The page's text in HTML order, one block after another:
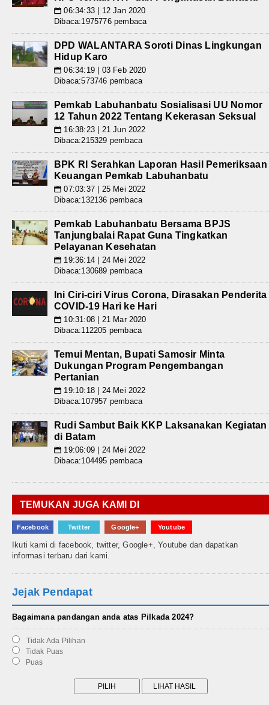
📅 06:34:33 | 12 Jan 2020
Dibaca:1975776 pembaca
DPD WALANTARA Soroti Dinas Lingkungan
Hidup Karo
📅 06:34:19 | 03 Feb 2020
Dibaca:573746 pembaca
Pemkab Labuhanbatu Sosialisasi UU Nomor
12 Tahun 2022 Tentang Kekerasan Seksual
📅 16:38:23 | 21 Jun 2022
Dibaca:215329 pembaca
BPK RI Serahkan Laporan Hasil Pemeriksaan
Keuangan Pemkab Labuhanbatu
📅 07:03:37 | 25 Mei 2022
Dibaca:132136 pembaca
Pemkab Labuhanbatu Bersama BPJS
Tanjungbalai Rapat Guna Tingkatkan
Pelayanan Kesehatan
📅 19:36:14 | 24 Mei 2022
Dibaca:130689 pembaca
Ini Ciri-ciri Virus Corona, Dirasakan Penderita
COVID-19 Hari ke Hari
📅 10:31:08 | 21 Mar 2020
Dibaca:112205 pembaca
Temui Mentan, Bupati Samosir Minta
Dukungan Program Pengembangan
Pertanian
📅 19:10:18 | 24 Mei 2022
Dibaca:107957 pembaca
Rudi Sambut Baik KKP Laksanakan Kegiatan
di Batam
📅 19:06:09 | 24 Mei 2022
Dibaca:104495 pembaca
TEMUKAN JUGA KAMI DI
Facebook Twitter Google+ Youtube
Ikuti kami di facebook, twitter, Google+, Youtube dan dapatkan
informasi terbaru dari kami.
Jejak Pendapat
Bagaimana pandangan anda atas Pilkada 2024?
Tidak Ada Pilihan
Tidak Puas
Puas